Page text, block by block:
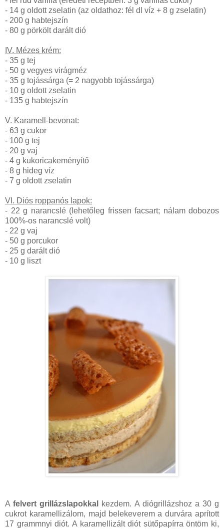
- 14 g oldott zselatin (az oldathoz: fél dl víz + 8 g zselatin)
- 200 g habtejszín
- 80 g pörkölt darált dió
IV. Mézes krém:
- 35 g tej
- 50 g vegyes virágméz
- 35 g tojássárga (= 2 nagyobb tojássárga)
- 10 g oldott zselatin
- 135 g habtejszín
V. Karamell-bevonat:
- 63 g cukor
- 100 g tej
- 20 g vaj
- 4 g kukoricakeményítő
- 8 g hideg víz
- 7 g oldott zselatin
VI. Diós roppanós lapok:
- 22 g narancslé (lehetőleg frissen facsart; nálam dobozos
100%-os narancslé volt)
- 22 g vaj
- 50 g porcukor
- 25 g darált dió
- 10 g liszt
Afelvert grillázslapokkal
kezdem. A diógrillázshoz a 30 g
cukrot karamellizálom, majd belekeverem a durvára aprított
17 grammnyi diót. A karamellizált diót sütőpapírra öntöm ki,